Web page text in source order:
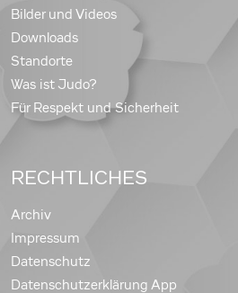
Bilder und Videos
Downloads
Standorte
Was ist Judo?
Für Respekt und Sicherheit
RECHTLICHES
Archiv
Impressum
Datenschutz
Datenschutzerklärung App